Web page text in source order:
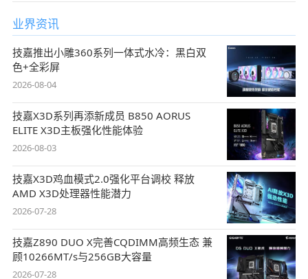
业界资讯
技嘉推出小雕360系列一体式水冷：黑白双
色+全彩屏
2026-08-04
技嘉X3D系列再添新成员 B850 AORUS
ELITE X3D主板强化性能体验
2026-08-03
技嘉X3D鸡血模式2.0强化平台调校 释放
AMD X3D处理器性能潜力
2026-07-28
技嘉Z890 DUO X完善CQDIMM高频生态 兼
顾10266MT/s与256GB大容量
2026-07-28